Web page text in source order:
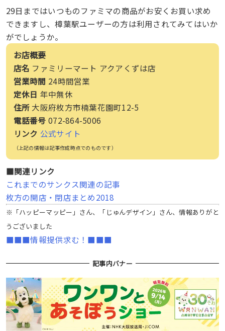
29日まではいつものファミマの商品がお安くお買い求め
できますし、樟葉駅ユーザーの方は利用されてみてはいか
がでしょうか。
お店概要
店名 ファミリーマート アクアくずは店
営業時間 24時間営業
定休日 年中無休
住所 大阪府枚方市楠葉花園町12-5
電話番号 072-864-5006
リンク 公式サイト
（上記の情報は記事作成時点でのものです）
■関連リンク
これまでのサンクス関連の記事
枚方の開店・閉店まとめ2018
※「ハッピーマッピー」さん、「じゅんデザイン」さん、情報ありがと
うございました
■■■情報提供求む！■■■
記事内バナー